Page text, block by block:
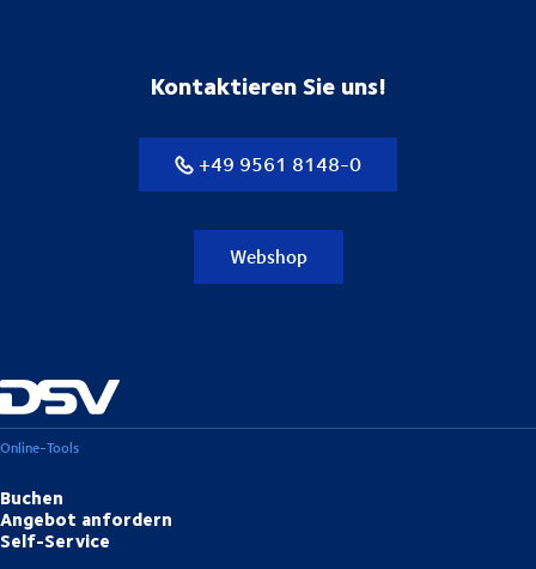
Kontaktieren Sie uns!
+49 9561 8148-0
Webshop
Online-Tools
Buchen
Angebot anfordern
Self-Service